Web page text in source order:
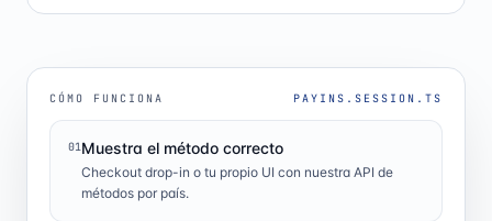
CÓMO FUNCIONA PAYINS.SESSION.TS
01Muestra el método correcto
Checkout drop-in o tu propio UI con nuestra API de
métodos por país.